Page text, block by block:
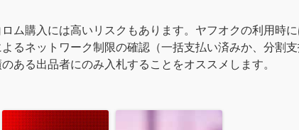
ロム購入には高いリスクもあります。ヤフオクの利用時
るネットワーク制限の確認（一括支払い済みか、分割
ある出品者にのみ入札することをオススメします。